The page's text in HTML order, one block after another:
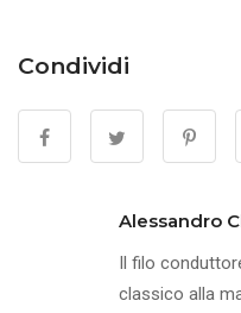
Condividi
Alessandro
Il filo
classico alla